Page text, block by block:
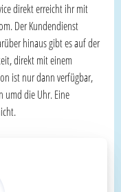
direkt erreicht ihr mit
Der Kundendienst
hinaus gibt es auf der
direkt mit einem
ist nur dann verfügbar,
umd die Uhr. Eine